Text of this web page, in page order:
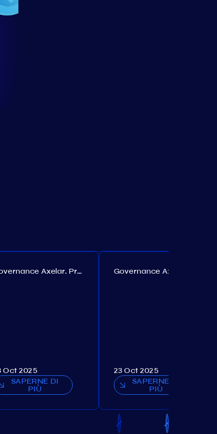
Governance Axelar. Proposta №385
Oct 2025
SAPERNE DI
PIÙ
23 Oct 2025
SAPERNE DI
PIÙ